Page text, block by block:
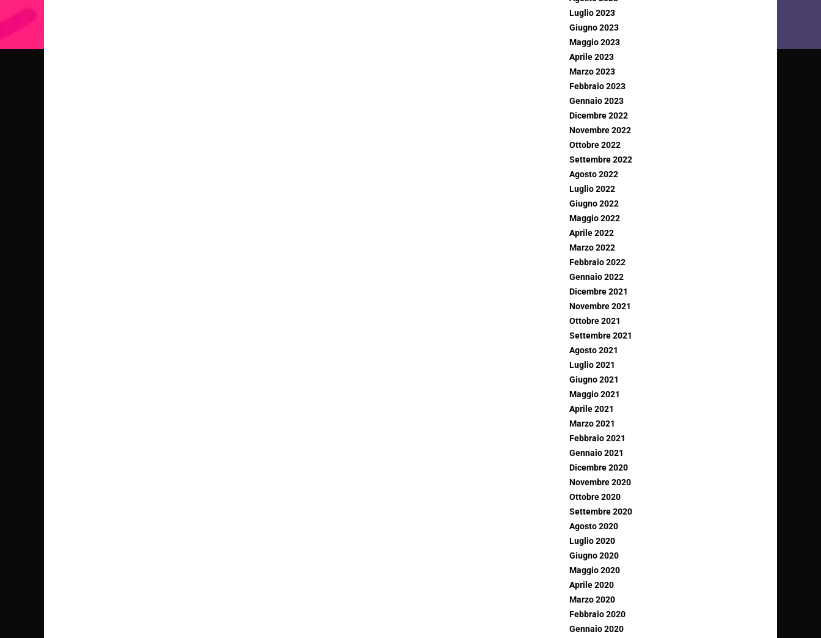
Luglio 2023
Giugno 2023
Maggio 2023
Aprile 2023
Marzo 2023
Febbraio 2023
Gennaio 2023
Dicembre 2022
Novembre 2022
Ottobre 2022
Settembre 2022
Agosto 2022
Luglio 2022
Giugno 2022
Maggio 2022
Aprile 2022
Marzo 2022
Febbraio 2022
Gennaio 2022
Dicembre 2021
Novembre 2021
Ottobre 2021
Settembre 2021
Agosto 2021
Luglio 2021
Giugno 2021
Maggio 2021
Aprile 2021
Marzo 2021
Febbraio 2021
Gennaio 2021
Dicembre 2020
Novembre 2020
Ottobre 2020
Settembre 2020
Agosto 2020
Luglio 2020
Giugno 2020
Maggio 2020
Aprile 2020
Marzo 2020
Febbraio 2020
Gennaio 2020